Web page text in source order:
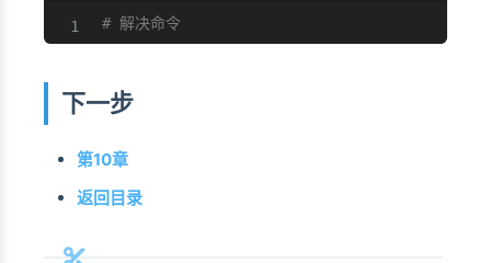
# 解决命令
下一步
第10章
返回目录